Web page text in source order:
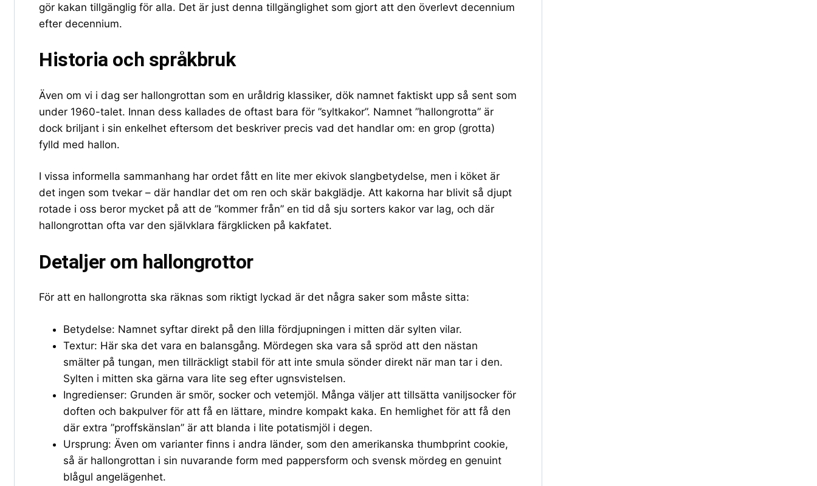
gör kakan tillgänglig för alla. Det är just denna tillgänglighet som gjort att den överlevt decennium
efter decennium.
Historia och språkbruk
Även om vi i dag ser hallongrottan som en uråldrig klassiker, dök namnet faktiskt upp så sent som
under 1960-talet. Innan dess kallades de oftast bara för ”syltkakor”. Namnet ”hallongrotta” är
dock briljant i sin enkelhet eftersom det beskriver precis vad det handlar om: en grop (grotta)
fylld med hallon.
I vissa informella sammanhang har ordet fått en lite mer ekivok slangbetydelse, men i köket är
det ingen som tvekar – där handlar det om ren och skär bakglädje. Att kakorna har blivit så djupt
rotade i oss beror mycket på att de ”kommer från” en tid då sju sorters kakor var lag, och där
hallongrottan ofta var den självklara färgklicken på kakfatet.
Detaljer om hallongrottor
För att en hallongrotta ska räknas som riktigt lyckad är det några saker som måste sitta:
Betydelse: Namnet syftar direkt på den lilla fördjupningen i mitten där sylten vilar.
Textur: Här ska det vara en balansgång. Mördegen ska vara så spröd att den nästan
smälter på tungan, men tillräckligt stabil för att inte smula sönder direkt när man tar i den.
Sylten i mitten ska gärna vara lite seg efter ugnsvistelsen.
Ingredienser: Grunden är smör, socker och vetemjöl. Många väljer att tillsätta vaniljsocker för
doften och bakpulver för att få en lättare, mindre kompakt kaka. En hemlighet för att få den
där extra ”proffskänslan” är att blanda i lite potatismjöl i degen.
Ursprung: Även om varianter finns i andra länder, som den amerikanska thumbprint cookie,
så är hallongrottan i sin nuvarande form med pappersform och svensk mördeg en genuint
blågul angelägenhet.